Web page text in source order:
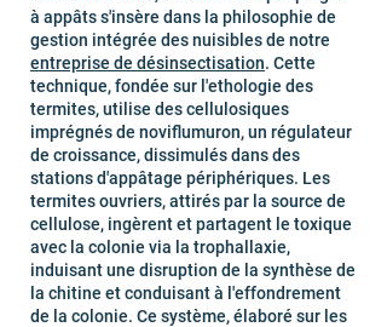
à appâts s'insère dans la philosophie de
gestion intégrée des nuisibles de notre
entreprise de désinsectisation. Cette
technique, fondée sur l'ethologie des
termites, utilise des cellulosiques
imprégnés de noviflumuron, un régulateur
de croissance, dissimulés dans des
stations d'appâtage périphériques. Les
termites ouvriers, attirés par la source de
cellulose, ingèrent et partagent le toxique
avec la colonie via la trophallaxie,
induisant une disruption de la synthèse de
la chitine et conduisant à l'effondrement
de la colonie. Ce système, élaboré sur les